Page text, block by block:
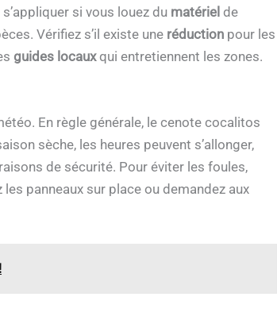
si vous louez du matériel de
Vérifiez s’il existe une réduction pour les
guides locauxqui entretiennent les zones.
En règle générale, le cenote cocalitos
sèche, les heures peuvent s’allonger,
de sécurité. Pour éviter les foules,
panneaux sur place ou demandez aux